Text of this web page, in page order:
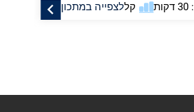
לצפייה במתכוןקל